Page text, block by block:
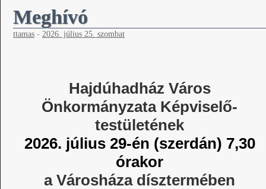
Meghívó
ttamas - 2026. július 25. szombat
Hajdúhadház Város
Önkormányzata Képviselő-
testületének
2026. július 29-én (szerdán) 7,30
órakor
a Városháza dísztermében